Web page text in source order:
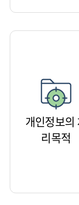
개인정보의
리목적